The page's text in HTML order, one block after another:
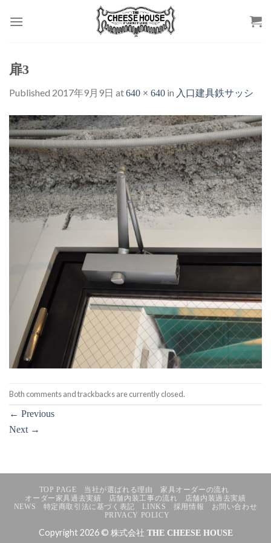
扉3
Published 2017年9月9日 at640 × 640 in 入口建具鉄サッシ
Both comments and trackbacks are currently closed.
← Previous
Next →
TOP PAGE 当社が選ばれる理由
家具オーダーの流れ
オーダー家具過去実績
店舗内装工事の流れ
店舗内装過去実績
NEWS
特定商取引法に基づく表記 LINKS 採用情報
お問い合わせ
PRIVACY POLICY
Copyright 2026 © 株式会社 THE CHEESE HOUSE